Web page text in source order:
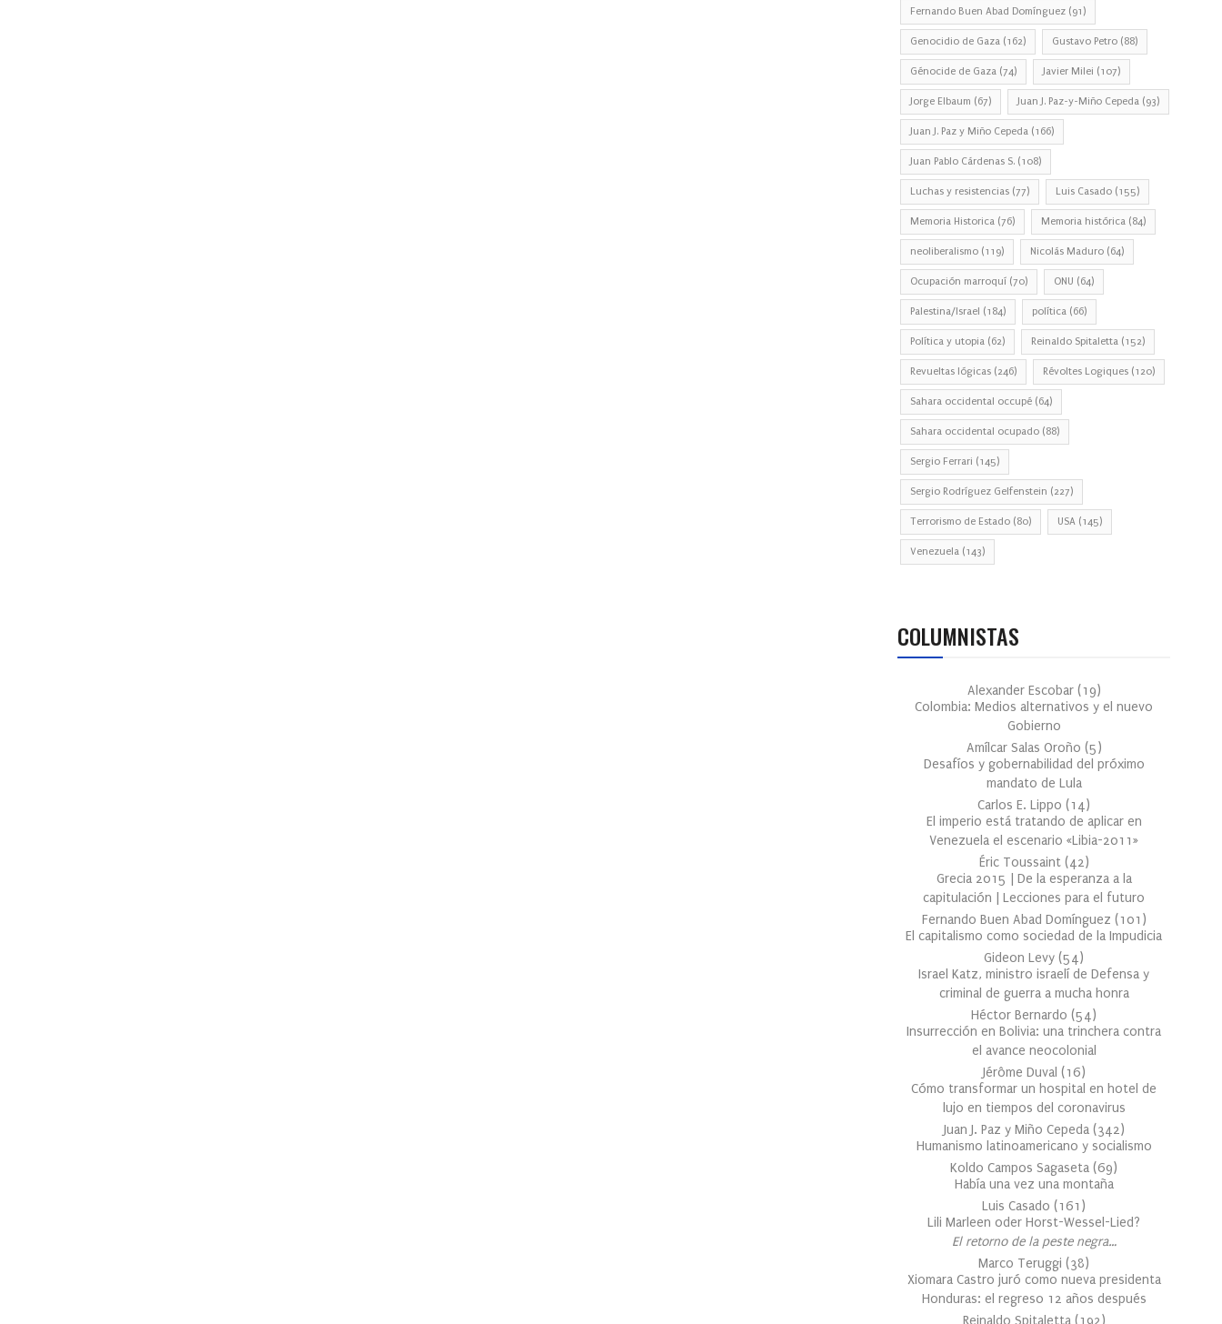
Fernando Buen Abad Domínguez (91)
Genocidio de Gaza (162) Gustavo Petro (88)
Génocide de Gaza (74) Javier Milei (107)
Jorge Elbaum (67) Juan J. Paz-y-Miño Cepeda (93)
Juan J. Paz y Miño Cepeda (166)
Juan Pablo Cárdenas S. (108)
Luchas y resistencias (77) Luis Casado (155)
Memoria Historica (76) Memoria histórica (84)
neoliberalismo (119) Nicolás Maduro (64)
Ocupación marroquí (70) ONU (64)
Palestina/Israel (184) política (66)
Política y utopia (62) Reinaldo Spitaletta (152)
Revueltas lógicas (246) Révoltes Logiques (120)
Sahara occidental occupé (64)
Sahara occidental ocupado (88)
Sergio Ferrari (145)
Sergio Rodríguez Gelfenstein (227)
Terrorismo de Estado (80) USA (145)
Venezuela (143)
COLUMNISTAS
Alexander Escobar (19)
Colombia: Medios alternativos y el nuevo
Gobierno
Amílcar Salas Oroño (5)
Desafíos y gobernabilidad del próximo
mandato de Lula
Carlos E. Lippo (14)
El imperio está tratando de aplicar en
Venezuela el escenario «Libia-2011»
Éric Toussaint (42)
Grecia 2015 | De la esperanza a la
capitulación | Lecciones para el futuro
Fernando Buen Abad Domínguez (101 )
El capitalismo como sociedad de la Impudicia
Gideon Levy (54)
Israel Katz, ministro israelí de Defensa y
criminal de guerra a mucha honra
Héctor Bernardo (54)
Insurrección en Bolivia: una trinchera contra
el avance neocolonial
Jérôme Duval (16)
Cómo transformar un hospital en hotel de
lujo en tiempos del coronavirus
Juan J. Paz y Miño Cepeda (342)
Humanismo latinoamericano y socialismo
Koldo Campos Sagaseta (69)
Había una vez una montaña
Luis Casado (161 )
Lili Marleen oder Horst-Wessel-Lied?
El retorno de la peste negra…
Marco Teruggi (38)
Xiomara Castro juró como nueva presidenta
Honduras: el regreso 12 años después